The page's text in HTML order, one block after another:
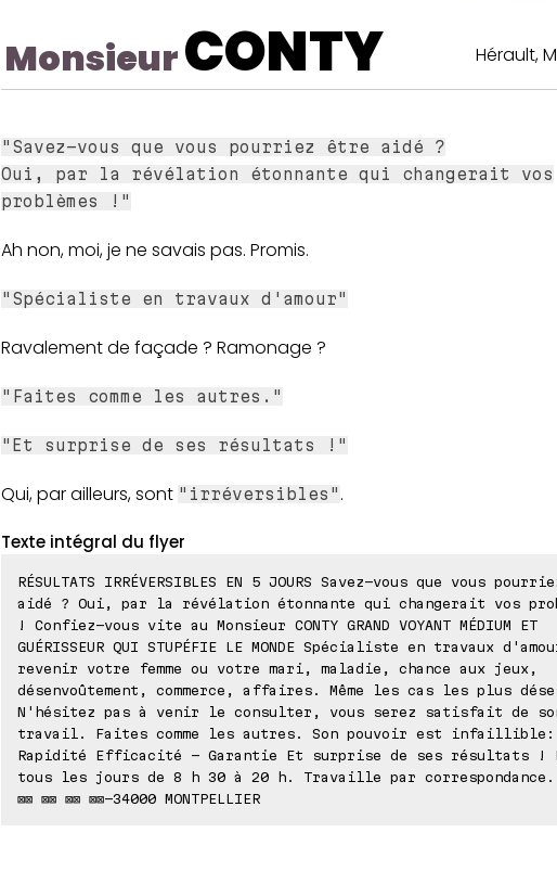
MonsieurCONTY Hérault,
"Savez-vous que vous pourriez être aidé ?
Oui, par la révélation étonnante qui changerait vos
problèmes !"
Ah non, moi, je ne savais pas. Promis.
"Spécialiste en travaux d'amour"
Ravalement de façade ? Ramonage ?
"Faites comme les autres."
"Et surprise de ses résultats !"
Qui, par ailleurs, sont "irréversibles" .
Texte intégral du flyer
RÉSULTATS IRRÉVERSIBLES EN 5 JOURS Savez-vous que vous
aidé ? Oui, par la révélation étonnante qui changerait vos
! Confiez-vous vite au Monsieur CONTY GRAND VOYANT MÉDIUM ET
GUÉRISSEUR QUI STUPÉFIE LE MONDE Spécialiste en travaux
revenir votre femme ou votre mari, maladie, chance aux jeux,
désenvoûtement, commerce, affaires. Même les cas les plus
N'hésitez pas à venir le consulter, vous serez satisfait de
travail. Faites comme les autres. Son pouvoir est infaillible:
Rapidité Efficacité - Garantie Et surprise de ses résultats !
tous les jours de 8 h 30 à 20 h. Travaille par
⊠⊠ ⊠⊠ ⊠⊠ ⊠⊠-34000 MONTPELLIER